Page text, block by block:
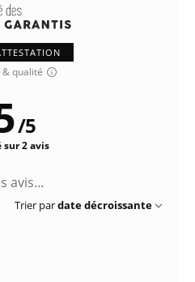
qualité
/5
sur 2 avis
Trier pardate décroissante